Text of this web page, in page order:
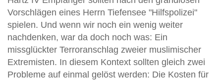
Vorschlägen eines Herrn Tiefensee "Hilfspolizei"
spielen. Und wenn wir noch ein wenig weiter
nachdenken, war da doch noch was: Ein
missglückter Terroranschlag zweier muslimischer
Extremisten. In diesem Kontext sollten gleich zwei
Probleme auf einmal gelöst werden: Die Kosten für